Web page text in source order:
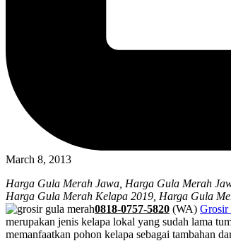
March 8, 2013
Harga Gula Merah Jawa, Harga Gula Merah
Harga Gula Merah Kelapa 2019, Harga Gula
0818-0757-5820 (WA) Grosir
merupakan jenis kelapa lokal yang sudah lama
memanfaatkan pohon kelapa sebagai tambahan